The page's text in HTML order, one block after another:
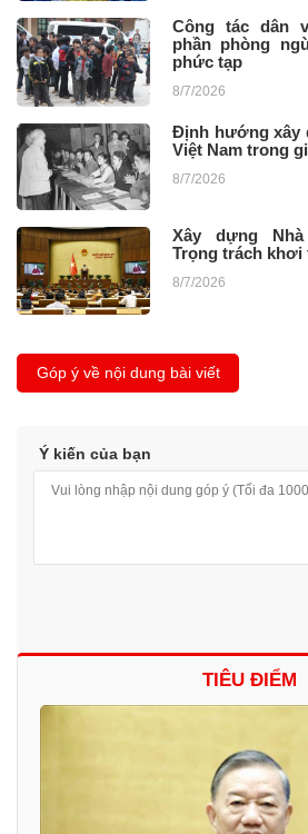
Công tác dân
phần phòng
phức tạp
8/7/2026
Định hướng xây
Việt Nam trong
8/7/2026
Xây dựng
Trọng trách khơi
8/7/2026
Góp ý về nội dung bài viết
Ý kiến của bạn
TIÊU ĐIỂM